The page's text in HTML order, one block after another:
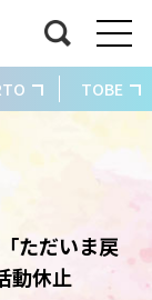
TOBE
ただいま戻
動休止